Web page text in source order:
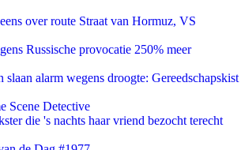
over route Straat van Hormuz, VS
Russische provocatie 250% meer
slaan alarm wegens droogte: Gereedschapskist
Scene Detective
die 's nachts haar vriend bezocht terecht